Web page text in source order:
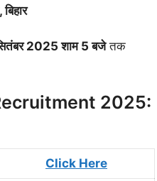
2025 शाम 5 बजेतक
2025:
Click Here